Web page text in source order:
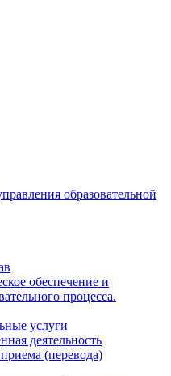
образовательной
обеспечение и
процесса.
услуги
деятельность
(перевода)